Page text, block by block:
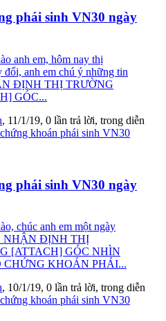
phái sinh VN30 ngày
anh em, hôm nay thị
đổi, anh em chú ý những tin
ĐỊNH THỊ TRƯỜNG
GÓC...
, 11/1/19, 0 lần trả lời, trong diễn
khoán phái sinh VN30
phái sinh VN30 ngày
chúc anh em một ngày
NHẬN ĐỊNH THỊ
[ATTACH] GÓC NHÌN
KHOÁN PHÁI...
, 10/1/19, 0 lần trả lời, trong diễn
khoán phái sinh VN30